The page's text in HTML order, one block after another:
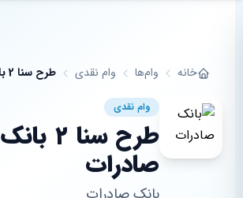
خانه وام‌ها وام نقدی طرح سنا 2 بانک صادرات
وام نقدی
طرح سنا 2 بانک
صادرات